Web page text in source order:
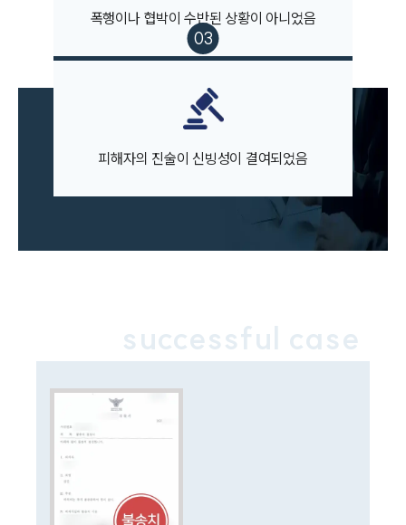
팀소개
대륜의 강점
오시는 길
글로벌 파트너 로펌
고객의 소리
통합검색
AI대륜
법률정보
업무분야
성범죄대응부 업무
성범죄전문변호사
폭행이나 협박이 수반된 상황이 아니었음
피해자의 진술이 신빙성이 결여되었음
successful case